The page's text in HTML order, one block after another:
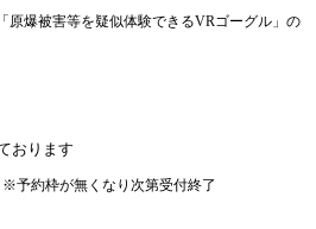
原爆被害等を疑似体験できるVRゴーグル」の
おります
予約枠が無くなり次第受付終了